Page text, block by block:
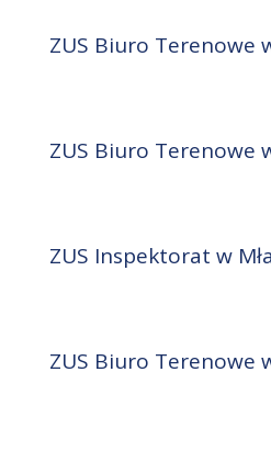
ZUS Biuro Terenowe
ZUS Biuro Terenowe
ZUS Inspektorat w
ZUS Biuro Terenowe